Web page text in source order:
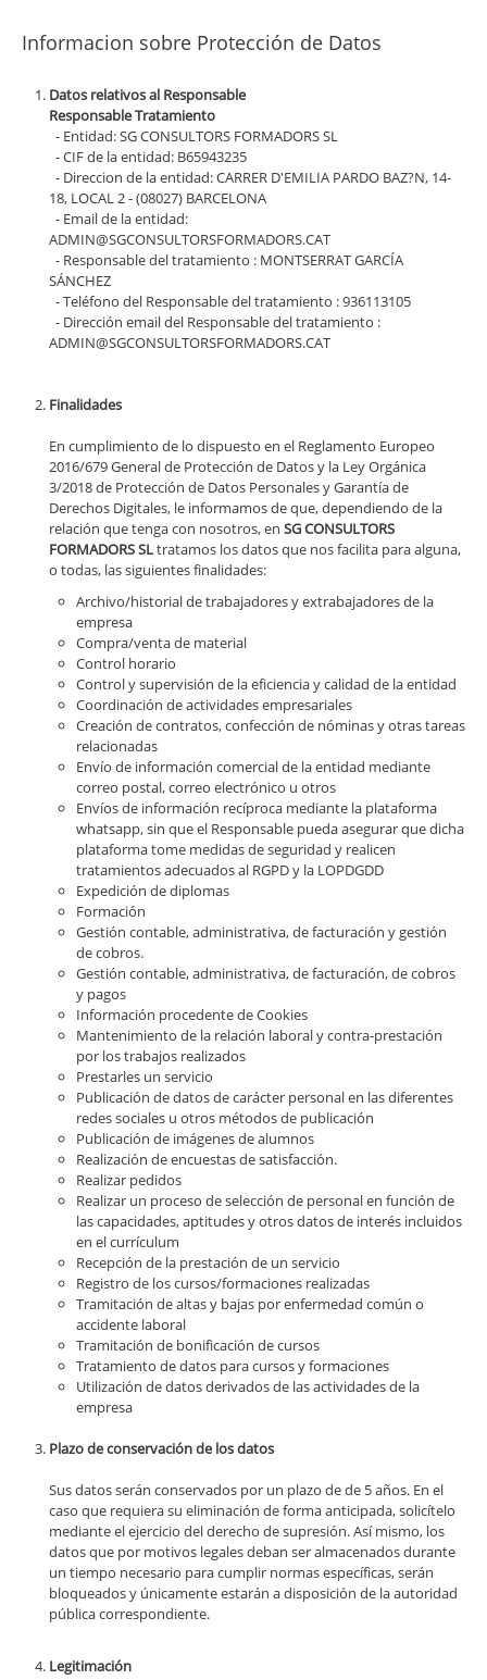
Informacion sobre Protección de Datos
Datos relativos al Responsable
Responsable Tratamiento
- Entidad: SG CONSULTORS FORMADORS SL
- CIF de la entidad: B65943235
- Direccion de la entidad: CARRER D'EMILIA PARDO BAZ?N, 14-
18, LOCAL 2 - (08027) BARCELONA
- Email de la entidad:
ADMIN@SGCONSULTORSFORMADORS.CAT
- Responsable del tratamiento : MONTSERRAT GARCÍA
SÁNCHEZ
- Teléfono del Responsable del tratamiento : 936113105
- Dirección email del Responsable del tratamiento :
ADMIN@SGCONSULTORSFORMADORS.CAT
Finalidades
En cumplimiento de lo dispuesto en el Reglamento Europeo
2016/679 General de Protección de Datos y la Ley Orgánica
3/2018 de Protección de Datos Personales y Garantía de
Derechos Digitales, le informamos de que, dependiendo de la
relación que tenga con nosotros, en SG CONSULTORS
FORMADORS SLtratamos los datos que nos facilita para alguna,
o todas, las siguientes finalidades:
Archivo/historial de trabajadores y extrabajadores de la
empresa
Compra/venta de material
Control horario
Control y supervisión de la eficiencia y calidad de la entidad
Coordinación de actividades empresariales
Creación de contratos, confección de nóminas y otras tareas
relacionadas
Envío de información comercial de la entidad mediante
correo postal, correo electrónico u otros
Envíos de información recíproca mediante la plataforma
whatsapp, sin que el Responsable pueda asegurar que dicha
plataforma tome medidas de seguridad y realicen
tratamientos adecuados al RGPD y la LOPDGDD
Expedición de diplomas
Formación
Gestión contable, administrativa, de facturación y gestión
de cobros.
Gestión contable, administrativa, de facturación, de cobros
y pagos
Información procedente de Cookies
Mantenimiento de la relación laboral y contra-prestación
por los trabajos realizados
Prestarles un servicio
Publicación de datos de carácter personal en las diferentes
redes sociales u otros métodos de publicación
Publicación de imágenes de alumnos
Realización de encuestas de satisfacción.
Realizar pedidos
Realizar un proceso de selección de personal en función de
las capacidades, aptitudes y otros datos de interés incluidos
en el currículum
Recepción de la prestación de un servicio
Registro de los cursos/formaciones realizadas
Tramitación de altas y bajas por enfermedad común o
accidente laboral
Tramitación de bonificación de cursos
Tratamiento de datos para cursos y formaciones
Utilización de datos derivados de las actividades de la
empresa
Plazo de conservación de los datos
Sus datos serán conservados por un plazo de de 5 años. En el
caso que requiera su eliminación de forma anticipada, solicítelo
mediante el ejercicio del derecho de supresión. Así mismo, los
datos que por motivos legales deban ser almacenados durante
un tiempo necesario para cumplir normas específicas, serán
bloqueados y únicamente estarán a disposición de la autoridad
pública correspondiente.
Legitimación